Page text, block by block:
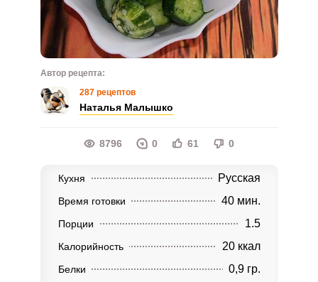
Автор рецепта:
287 рецептов
Наталья Малышко
8796 0 61 0
Кухня Русская
Время готовки 40 мин.
Порции 1.5
Калорийность 20 ккал
Белки 0,9 гр.